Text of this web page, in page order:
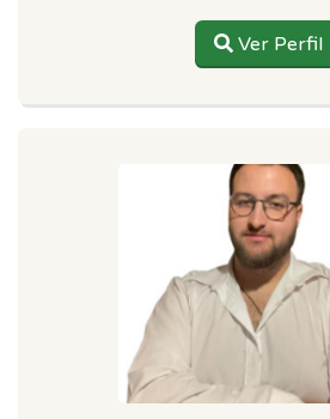
Ver Perfil